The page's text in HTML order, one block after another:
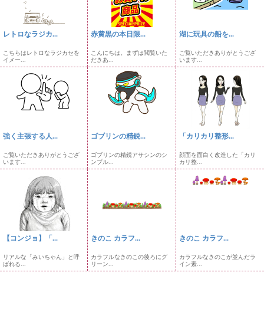
レトロなラジカ...
こちらはレトロなラジカセを
イメー...
赤黄黒の本日限...
こんにちは。まずは閲覧いた
だきあ...
湖に玩具の船を...
ご覧いただきありがとうござ
います...
強く主張する人...
ご覧いただきありがとうござ
います...
ゴブリンの精鋭...
ゴブリンの精鋭アサシンのシ
ンプル...
「カリカリ整形...
顔面を面白く改造した「カリ
カリ整...
【コンジョ】「...
リアルな「みいちゃん」と呼
ばれる...
きのこ カラフ...
カラフルなきのこの後ろにグ
リーン...
きのこ カラフ...
カラフルなきのこが並んだラ
イン素...